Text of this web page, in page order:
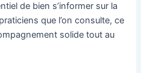
de bien s’informer sur la
que l’on consulte, ce
solide tout au